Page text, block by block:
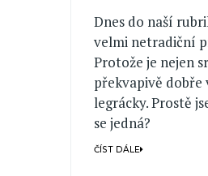
Dnes do naší
velmi netradiční
Protože je nejen
překvapivě
legrácky. Prostě
se jedná?
ČÍST DÁLE